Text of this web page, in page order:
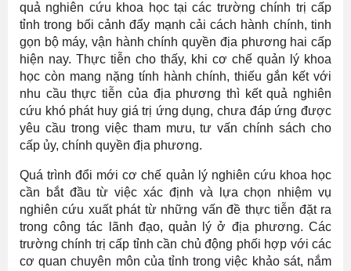
quả nghiên cứu khoa học tại các trường chính trị cấp
tỉnh trong bối cảnh đẩy mạnh cải cách hành chính, tinh
gọn bộ máy, vận hành chính quyền địa phương hai cấp
hiện nay. Thực tiễn cho thấy, khi cơ chế quản lý khoa
học còn mang nặng tính hành chính, thiếu gắn kết với
nhu cầu thực tiễn của địa phương thì kết quả nghiên
cứu khó phát huy giá trị ứng dụng, chưa đáp ứng được
yêu cầu trong việc tham mưu, tư vấn chính sách cho
cấp ủy, chính quyền địa phương.
Quá trình đổi mới cơ chế quản lý nghiên cứu khoa học
cần bắt đầu từ việc xác định và lựa chọn nhiệm vụ
nghiên cứu xuất phát từ những vấn đề thực tiễn đặt ra
trong công tác lãnh đạo, quản lý ở địa phương. Các
trường chính trị cấp tỉnh cần chủ động phối hợp với các
cơ quan chuyên môn của tỉnh trong việc khảo sát, nắm